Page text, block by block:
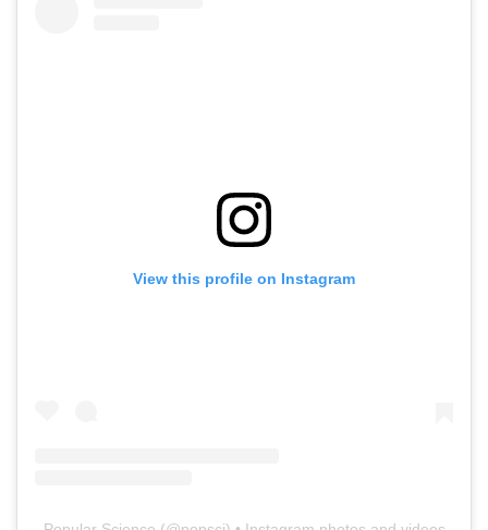
View this profile on Instagram